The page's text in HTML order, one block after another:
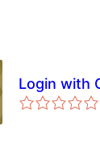
Login with